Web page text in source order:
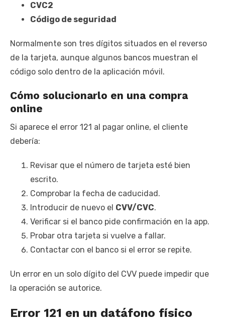
CVC2
Código de seguridad
Normalmente son tres dígitos situados en el reverso
de la tarjeta, aunque algunos bancos muestran el
código solo dentro de la aplicación móvil.
Cómo solucionarlo en una compra
online
Si aparece el error 121 al pagar online, el cliente
debería:
Revisar que el número de tarjeta esté bien
escrito.
Comprobar la fecha de caducidad.
Introducir de nuevo el CVV/CVC.
Verificar si el banco pide confirmación en la app.
Probar otra tarjeta si vuelve a fallar.
Contactar con el banco si el error se repite.
Un error en un solo dígito del CVV puede impedir que
la operación se autorice.
Error 121 en un datáfono físico